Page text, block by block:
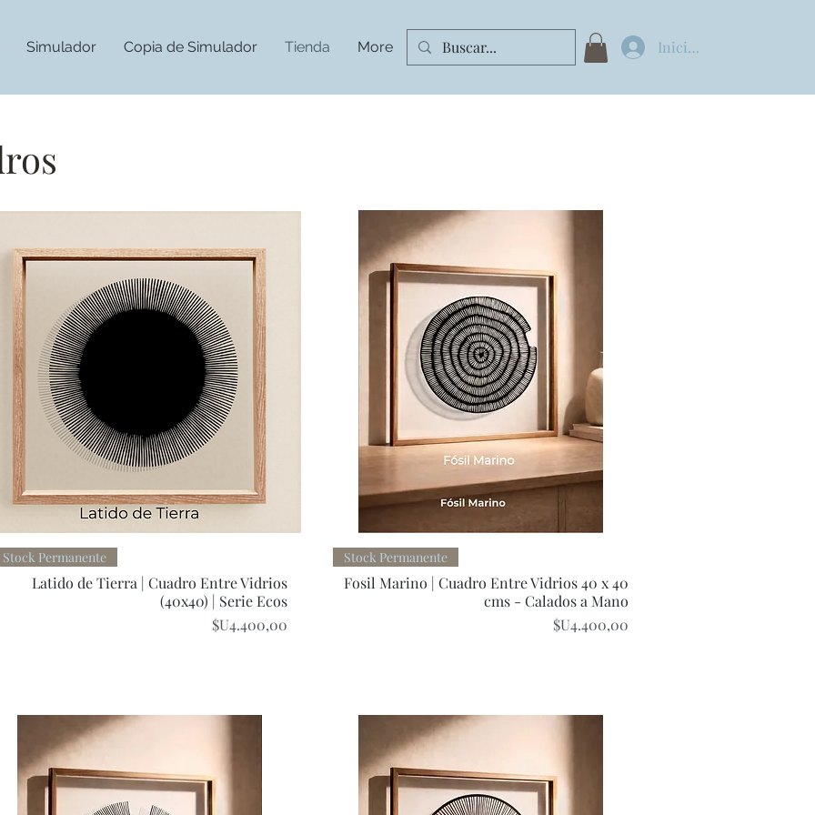
Simulador Copia de Simulador Tienda More Iniciar sesión
Quick View
Stock Permanente
Latido de Tierra | Cuadro Entre Vidrios
(40x40) | Serie Ecos
Price
$U4.400,00
Quick View
Stock Permanente
Fosil Marino | Cuadro Entre Vidrios 40 x 40
cms - Calados a Mano
Price
$U4.400,00